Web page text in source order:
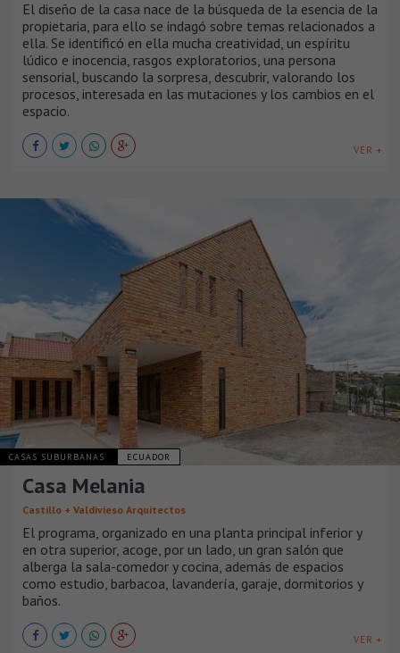
El diseño de la casa nace de la búsqueda de la esencia de la
propietaria, para ello se indagó sobre temas relacionados a
ella. Se identificó en ella mucha creatividad, un espíritu
lúdico e inocencia, rasgos exploratorios, una persona
sensorial, buscando la sorpresa, descubrir, valorando los
procesos, interesada en las mutaciones y los cambios en el
espacio.
VER +
CASAS SUBURBANAS ECUADOR
Casa Melania
Castillo + Valdivieso Arquitectos
El programa, organizado en una planta principal inferior y
en otra superior, acoge, por un lado, un gran salón que
alberga la sala-comedor y cocina, además de espacios
como estudio, barbacoa, lavandería, garaje, dormitorios y
baños.
VER +